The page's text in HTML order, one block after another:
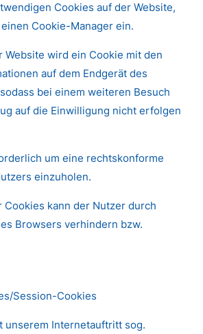
Cookies auf der Website,
Cookie-Manager ein.
Website wird ein Cookie mit den
auf dem Endgerät des
bei einem weiteren Besuch
auf die Einwilligung nicht erfolgen
um eine rechtskonforme
einzuholen.
Cookies kann der Nutzer durch
Browsers verhindern bzw.
Session-Cookies
unserem Internetauftritt sog.